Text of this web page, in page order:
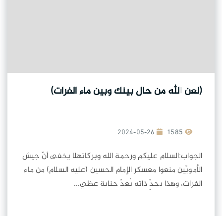
(لعن الله من حال بينك وبين ماء الفرات)
2024-05-26
الجواب:السلام عليكم ورحمة الله وبركاتهلا يخفى أنّ جيش
الأمويّين منعوا معسكر الإمام الحسين (عليه السلام) من ماء
الفرات، وهذا بحدِّ ذاته يُعدّ جناية عظي...